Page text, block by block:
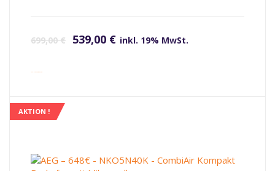
699,00€ 539,00 € inkl. 19% MwSt.
inkl. Versandkosten
AKTION !